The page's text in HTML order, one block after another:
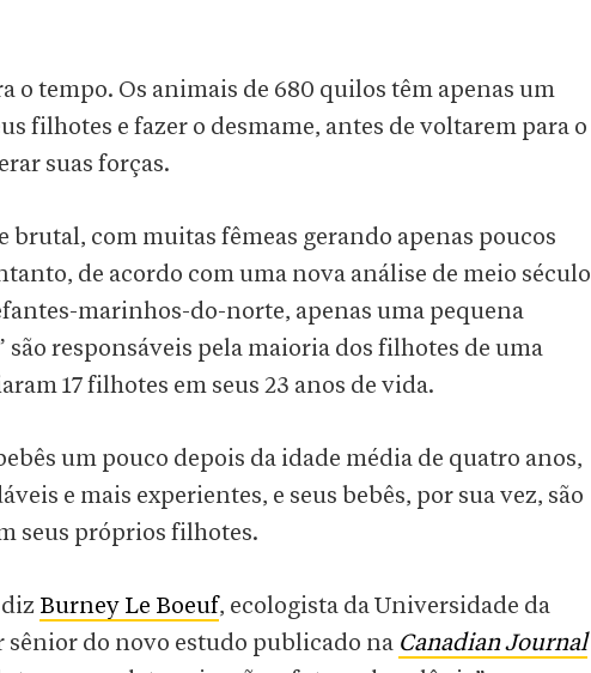
o tempo. Os animais de 680 quilos têm apenas um
filhotes e fazer o desmame, antes de voltarem para o
suas forças.
brutal, com muitas fêmeas gerando apenas poucos
de acordo com uma nova análise de meio século
marinhos-do-norte, apenas uma pequena
são responsáveis pela maioria dos filhotes de uma
17 filhotes em seus 23 anos de vida.
um pouco depois da idade média de quatro anos,
e mais experientes, e seus bebês, por sua vez, são
seus próprios filhotes.
diz Burney Le Boeuf, ecologista da Universidade da
sênior do novo estudo publicado na Canadian Journal